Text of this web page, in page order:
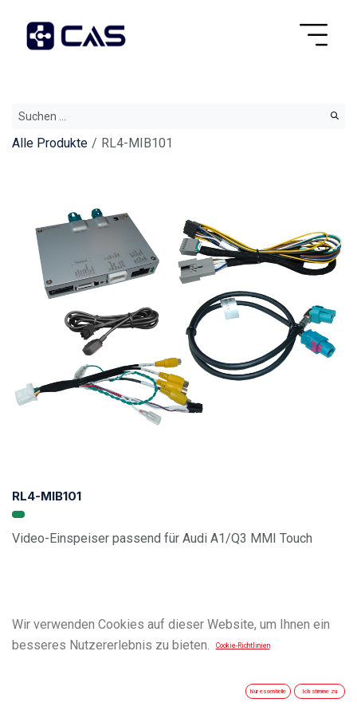
Alle Produkte RL4-MIB101
RL4-MIB101
Video-Einspeiser passend für Audi A1/Q3 MMI Touch
Wir verwenden Cookies auf dieser Website, um Ihnen ein
besseres Nutzererlebnis zu bieten.
Cookie-Richtlinien
Nur essentielle Ich stimme zu